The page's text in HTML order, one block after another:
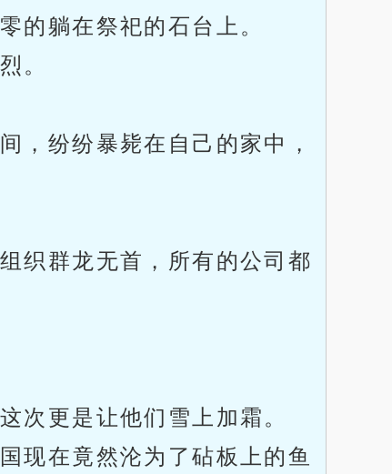
的躺在祭祀的石台上。
。
，纷纷暴毙在自己的家中，
织群龙无首，所有的公司都
次更是让他们雪上加霜。
现在竟然沦为了砧板上的鱼